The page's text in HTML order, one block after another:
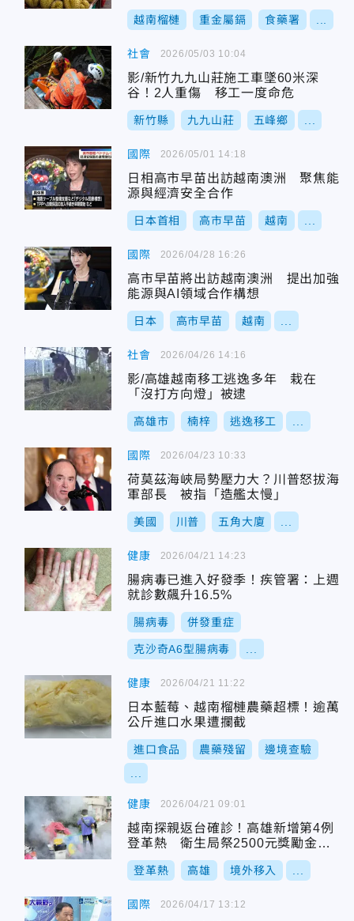
越南榴槤 重金屬鎘 食藥署
社會
影/新竹九九山莊施工車墜60米深
谷！2人重傷 移工一度命危
新竹縣 九九山莊 五峰鄉
2026/05/03 10:04
國際
日相高市早苗出訪越南澳洲 聚焦能
源與經濟安全合作
日本首相 高市早苗 越南
2026/05/01 14:18
國際
高市早苗將出訪越南澳洲 提出加強
能源與AI領域合作構想
日本 高市早苗 越南
2026/04/28 16:26
社會
影/高雄越南移工逃逸多年 栽在
「沒打方向燈」被逮
高雄市 楠梓 逃逸移工
2026/04/26 14:16
國際
荷莫茲海峽局勢壓力大？川普怒拔海
軍部長 被指「造艦太慢」
美國 川普 五角大廈
2026/04/23 10:33
健康
腸病毒已進入好發季！疾管署：上週
就診數飆升16.5%
腸病毒 併發重症
克沙奇A6型腸病毒
2026/04/21 14:23
健康
日本藍莓、越南榴槤農藥超標！逾萬
公斤進口水果遭攔截
進口食品 農藥殘留 邊境查驗
2026/04/21 11:22
健康
越南探親返台確診！高雄新增第4例
登革熱 衛生局祭2500元獎勵金防
疫
登革熱 高雄 境外移入
2026/04/21 09:01
國際 2026/04/17 13:12